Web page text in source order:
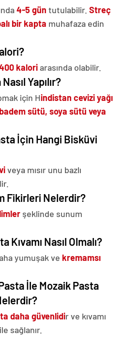
4-5 gün tutulabilir. Streç
bir kapta muhafaza edin
kaloriarasında olabilir.
Yapılır?
için Hindistan cevizi yağı
badem sütü, soya sütü veya
İçin Hangi Bisküvi
veya mısır unu bazlı
Fikirleri Nelerdir?
şeklinde sunum
Kıvamı Nasıl Olmalı?
yumuşak ve kremamsı
İle Mozaik Pasta
daha güvenlidir ve kıvamı
sağlanır.